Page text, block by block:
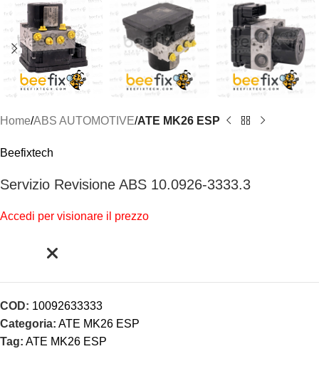
Home ABS AUTOMOTIVE ATE MK26 ESP
Beefixtech
Servizio Revisione ABS 10.0926-3333.3
Accedi per visionare il prezzo
COD: 10092633333
Categoria: ATE MK26 ESP
Tag: ATE MK26 ESP